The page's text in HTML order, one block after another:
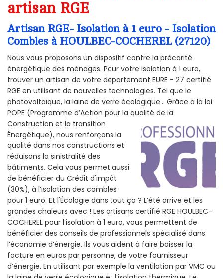
artisan RGE
Artisan RGE- Isolation à 1 euro - Isolation
Combles à HOULBEC-COCHEREL (27120)
Nous vous proposons un dispositif contre la précarité
énergétique des ménages. Pour votre isolation à 1 euro,
trouver un artisan de votre departement EURE - 27 certifié
RGE en utilisant de nouvelles technologies. Tel que le
photovoltaïque, la laine de verre écologique... Grâce a la loi
POPE (Programme d’Action pour la qualité de la
Construction et la transition
Énergétique), nous renforçons la
qualité dans nos constructions et
réduisons la sinistralité des
bâtiments. Cela vous permet aussi
de bénéficier du Crédit d'impôt
(30%), à l’isolation des combles
pour 1 euro. Et l'Écologie dans tout ça ? L’été arrive et les
grandes chaleurs avec ! Les artisans certifié RGE HOULBEC-
COCHEREL pour l’isolation à 1 euro, vous permettent de
bénéficier des conseils de professionnels spécialisé dans
l’économie d’énergie. Ils vous aident à faire baisser la
facture en euros par personne, de votre fournisseur
d’énergie. En utilisant par exemple la ventilation par VMC ou